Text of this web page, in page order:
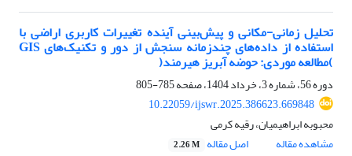
تحلیل زمانی-مکانی و پیش‌بینی آینده تغییرات کاربری اراضی با
استفاده از داده‌های چندزمانه سنجش از دور و تکنیک‌های GIS
)مطالعه موردی: حوضه آبریز هیرمند(
دوره 56، شماره 3، خرداد 1404، صفحه
785-805
10.22059/ijswr.2025.386623.669848
محبوبه ابراهیمیان، رقیه کرمی
مشاهده مقاله
اصل مقاله 2.26 M